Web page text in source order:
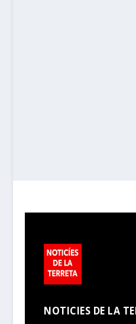
NOTICIES DE LA